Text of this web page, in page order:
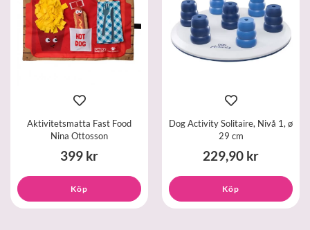
Aktivitetsmatta Fast Food
Nina Ottosson
399 kr
Köp
Dog Activity Solitaire, Nivå 1, ø
29 cm
229,90 kr
Köp